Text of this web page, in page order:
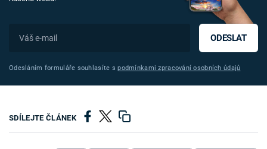
ODESLAT
Odesláním formuláře souhlasíte spodmínkami zpracování osobních údajů
SDÍLEJTE ČLÁNEK